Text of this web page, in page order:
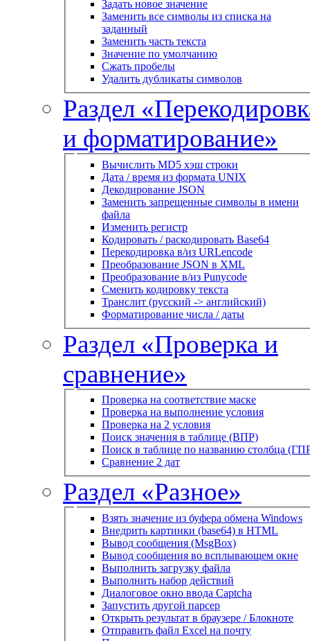
Задать новое значение
Заменить все символы из списка на
заданный
Заменить часть текста
Значение по умолчанию
Сжать пробелы
Удалить дубликаты символов
Раздел
и форматирование»
Вычислить MD5 хэш строки
Дата / время из формата UNIX
Декодирование JSON
Заменить запрещенные символы в имени
файла
Изменить регистр
Кодировать / раскодировать Base64
Перекодировка в/из URLencode
Преобразование JSON в XML
Преобразование в/из Punycode
Сменить кодировку текста
Транслит (русский -> английский)
Форматирование числа / даты
Раздел «Проверка и
сравнение»
Проверка на соответствие маске
Проверка на выполнение условия
Проверка на 2 условия
Поиск значения в таблице (ВПР)
Поиск в таблице по названию столбца
Сравнение 2 дат
Раздел «Разное»
Взять значение из буфера обмена Windows
Внедрить картинки (base64) в HTML
Вывод сообщения (MsgBox)
Вывод сообщения во всплывающем окне
Выполнить загрузку файла
Выполнить набор действий
Диалоговое окно ввода Captcha
Запустить другой парсер
Открыть результат в браузере / Блокноте
Отправить файл Excel на почту